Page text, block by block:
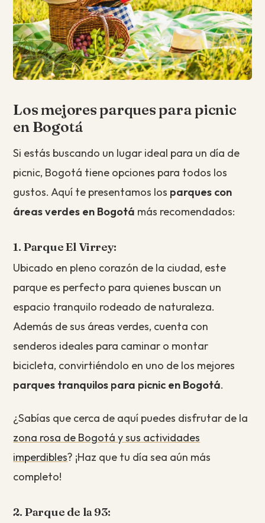
Los mejores parques para picnic
en Bogotá
Si estás buscando un lugar ideal para un día de
picnic, Bogotá tiene opciones para todos los
gustos. Aquí te presentamos los parques con
áreas verdes en Bogotá más recomendados:
1. Parque El Virrey:
Ubicado en pleno corazón de la ciudad, este
parque es perfecto para quienes buscan un
espacio tranquilo rodeado de naturaleza.
Además de sus áreas verdes, cuenta con
senderos ideales para caminar o montar
bicicleta, convirtiéndolo en uno de los mejores
parques tranquilos para picnic en Bogotá.
¿Sabías que cerca de aquí puedes disfrutar de la
zona rosa de Bogotá y sus actividades
imperdibles? ¡Haz que tu día sea aún más
completo!
2. Parque de la 93: